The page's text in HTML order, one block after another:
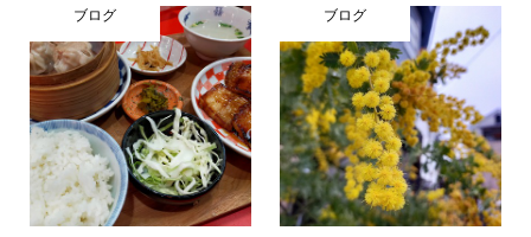
ブログ ブログ